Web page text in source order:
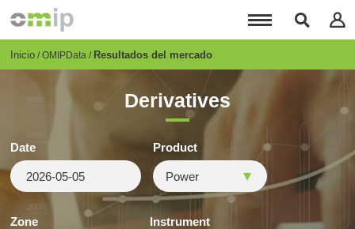
principal
Breadcrumb
Inicio OMIPData Resultados del mercado
Derivatives
Date Product
Zone Instrument